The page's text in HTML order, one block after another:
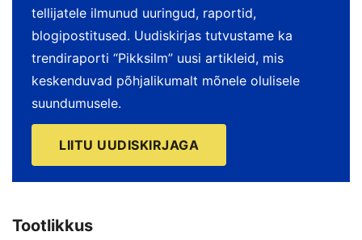
tellijatele ilmunud uuringud, raportid,
blogipostitused. Uudiskirjas tutvustame ka
trendiraporti “Pikksilm” uusi artikleid, mis
keskenduvad põhjalikumalt mõnele olulisele
suundumusele.
LIITU UUDISKIRJAGA
Tootlikkus